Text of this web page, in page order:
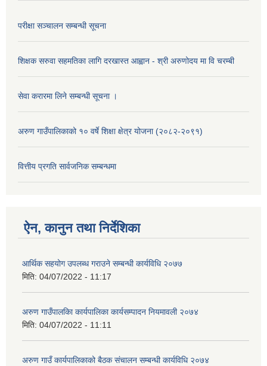
परीक्षा सञ्चालन सम्बन्धी सूचना
शिक्षक सरुवा सहमतिका लागि दरखास्त आह्वान - श्री अरुणोदय मा वि चरम्बी
सेवा करारमा लिने सम्बन्धी सूचना ।
अरुण गाउँपालिकाको १० वर्षे शिक्षा क्षेत्र योजना (२०८२-२०९१)
वित्तीय प्रगति सार्वजनिक सम्बन्धमा
ऐन, कानुन तथा निर्देशिका
आर्थिक सहयोग उपलब्ध गराउने सम्बन्धी कार्यविधि २०७७
मिति: 04/07/2022 - 11:17
अरुण गाउँपालकिा कार्यपालिका कार्यसम्पादन नियमावली २०७४
मिति: 04/07/2022 - 11:11
अरुण गाउँ कार्यपालिकाको बैठक संचालन सम्बन्धी कार्यविधि २०७४